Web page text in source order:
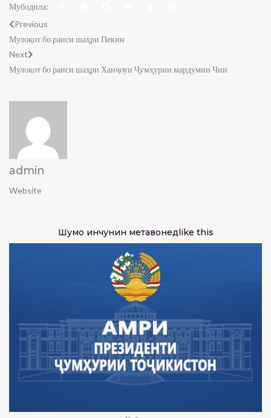
Мубодила:
Previous
Мулоқот бо раиси шаҳри Пекин
Next
Мулоқот бо раиси шаҳри Ханҷоуи Ҷумҳурии мардумии Чин
admin
Website
Шумо инчунин метавонедlike this